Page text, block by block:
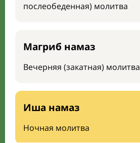
послеобеденная) молитва
Магриб намаз
Вечерняя (закатная) молитва
Иша намаз
Ночная молитва